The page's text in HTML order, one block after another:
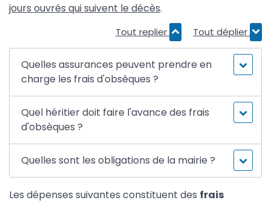
jours ouvrés qui suivent le décès.
Tout replier Tout déplier
Quelles assurances peuvent prendre en
charge les frais d'obsèques ?
Quel héritier doit faire l'avance des frais
d'obsèques ?
Quelles sont les obligations de la mairie ?
Les dépenses suivantes constituent des frais